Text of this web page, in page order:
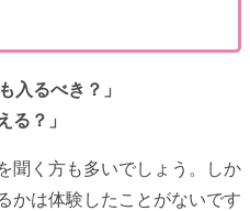
入るべき？」
る？」
聞く方も多いでしょう。しか
かは体験したことがないです